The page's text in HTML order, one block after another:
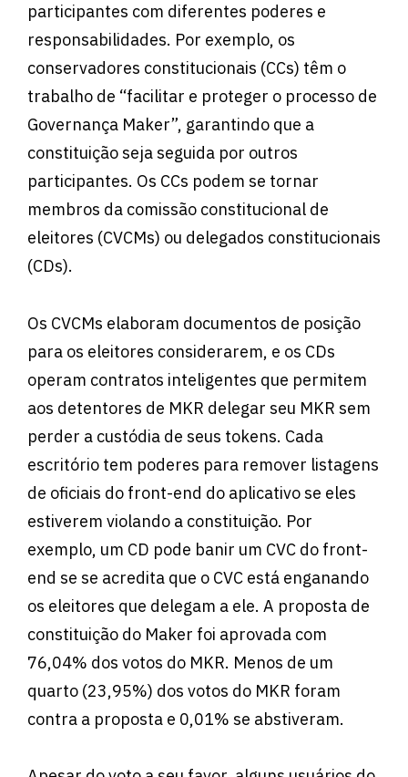
participantes com diferentes poderes e
responsabilidades. Por exemplo, os
conservadores constitucionais (CCs) têm o
trabalho de “facilitar e proteger o processo de
Governança Maker”, garantindo que a
constituição seja seguida por outros
participantes. Os CCs podem se tornar
membros da comissão constitucional de
eleitores (CVCMs) ou delegados constitucionais
(CDs).
Os CVCMs elaboram documentos de posição
para os eleitores considerarem, e os CDs
operam contratos inteligentes que permitem
aos detentores de MKR delegar seu MKR sem
perder a custódia de seus tokens. Cada
escritório tem poderes para remover listagens
de oficiais do front-end do aplicativo se eles
estiverem violando a constituição. Por
exemplo, um CD pode banir um CVC do front-
end se se acredita que o CVC está enganando
os eleitores que delegam a ele. A proposta de
constituição do Maker foi aprovada com
76,04% dos votos do MKR. Menos de um
quarto (23,95%) dos votos do MKR foram
contra a proposta e 0,01% se abstiveram.